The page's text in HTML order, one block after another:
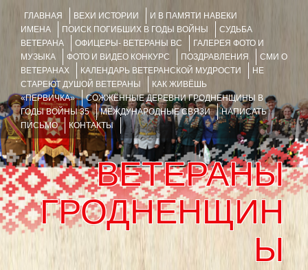
ГЛАВНАЯ ВЕХИ ИСТОРИИ
И В ПАМЯТИ НАВЕКИ
ИМЕНА
ПОИСК ПОГИБШИХ В ГОДЫ ВОЙНЫ
СУДЬБА
ВЕТЕРАНА
ОФИЦЕРЫ- ВЕТЕРАНЫ ВС
ГАЛЕРЕЯ ФОТО И
МУЗЫКА
ФОТО И ВИДЕО КОНКУРС ПОЗДРАВЛЕНИЯ
СМИ О
ВЕТЕРАНАХ
КАЛЕНДАРЬ ВЕТЕРАНСКОЙ МУДРОСТИ
НЕ
СТАРЕЮТ ДУШОЙ ВЕТЕРАНЫ
КАК ЖИВЁШЬ
«ПЕРВИЧКА»
СОЖЖЁННЫЕ ДЕРЕВНИ ГРОДНЕНЩИНЫ В
ГОДЫ ВОЙНЫ 35
МЕЖДУНАРОДНЫЕ СВЯЗИ
НАПИСАТЬ
ПИСЬМО
КОНТАКТЫ
ВЕТЕРАНЫ
ГРОДНЕНЩИН
Ы